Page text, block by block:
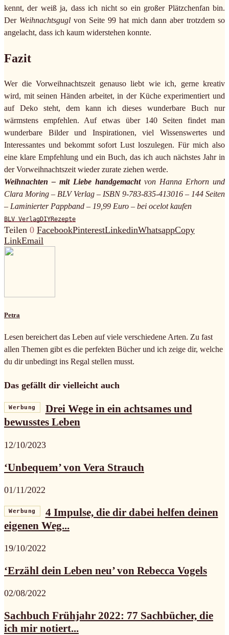
kennt, der weiß ja, dass ich nicht so ein großer Plätzchenfan bin.
Der Weihnachtsgugl von Seite 99 hat mich dann aber trotzdem so
angelacht, dass ich kaum widerstehen konnte.
Fazit
Wer die Vorweihnachtszeit genauso liebt wie ich, gerne kreativ
wird, mit seinen Händen arbeitet, in der Küche experimentiert und
auf Deko steht, dem kann ich dieses wunderbare Buch nur
wärmstens empfehlen. Auf etwas über 140 Seiten findet man
wunderbare Bilder und Inspirationen, viel Wissenswertes und
Interessantes und bekommt sofort Lust loszulegen. Für mich also
eine klare Empfehlung und ein Buch, das ich auch nächstes Jahr in
der Vorweihnachtszeit wieder zurate ziehen werde.
Weihnachten – mit Liebe handgemachtvon Hanna Erhorn und
Clara Moring – BLV Verlag – ISBN 9-783-835-413016 – 144 Seiten
– Laminierter Pappband – 19,99 Euro – bei ocelot kaufen
BLV VerlagDIYRezepte
Teilen 0 FacebookPinterestLinkedinWhatsappCopy
LinkEmail
Petra
Lesen bereichert das Leben auf viele verschiedene Arten. Zu fast
allen Themen gibt es die perfekten Bücher und ich zeige dir, welche
du dir unbedingt ins Regal stellen musst.
Das gefällt dir vielleicht auch
Werbung
Drei Wege in ein achtsames und
bewusstes Leben
12/10/2023
‘Unbequem’ von Vera Strauch
01/11/2022
Werbung
4 Impulse, die dir dabei helfen deinen
eigenen Weg...
19/10/2022
‘Erzähl dein Leben neu’ von Rebecca Vogels
02/08/2022
Sachbuch Frühjahr 2022: 77 Sachbücher, die
ich mir notiert...